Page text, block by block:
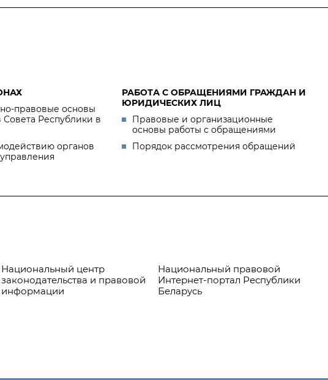
правовые основы
Совета Республики в
органов
РАБОТА С ОБРАЩЕНИЯМИ ГРАЖДАН И
ЮРИДИЧЕСКИХ ЛИЦ
Правовые и организационные
основы работы с обращениями
Порядок рассмотрения обращений
центр
и правовой
Национальный правовой
Интернет-портал Республики
Беларусь